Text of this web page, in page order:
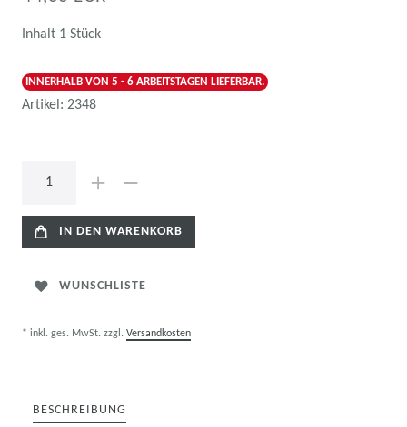
Inhalt 1 Stück
INNERHALB VON 5 - 6 ARBEITSTAGEN LIEFERBAR.
Artikel: 2348
IN DEN WARENKORB
WUNSCHLISTE
* inkl. ges. MwSt. zzgl. Versandkosten
BESCHREIBUNG